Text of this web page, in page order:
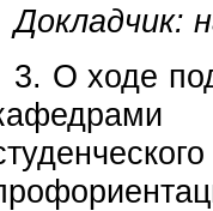
Докладчик:
3. О ходе